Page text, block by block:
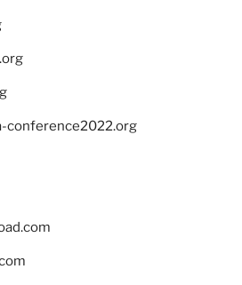
conference2022.org